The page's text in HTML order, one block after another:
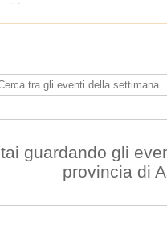
guardando gli
provincia di